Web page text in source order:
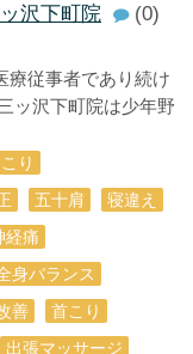
沢下町院
(0)
従事者であり続け
ッ沢下町院は少年野
り
五十肩
寝違え
経痛
身バランス
善
首こり
出張マッサージ